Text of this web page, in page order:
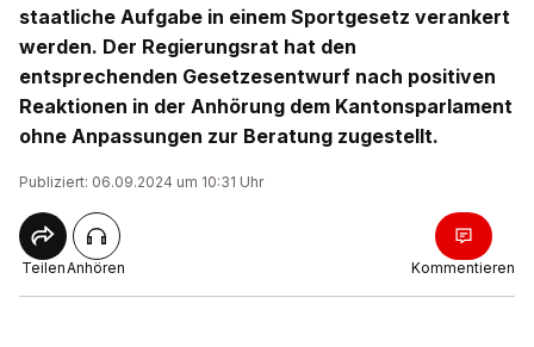
staatliche Aufgabe in einem Sportgesetz verankert
werden. Der Regierungsrat hat den
entsprechenden Gesetzesentwurf nach positiven
Reaktionen in der Anhörung dem Kantonsparlament
ohne Anpassungen zur Beratung zugestellt.
Publiziert: 06.09.2024 um 10:31 Uhr
TeilenAnhören Kommentieren